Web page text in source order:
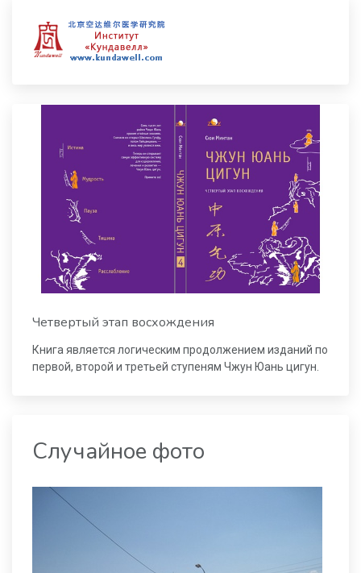
Четвертый этап восхождения
Книга является логическим продолжением изданий по
первой, второй и третьей ступеням Чжун Юань цигун.
Случайное фото